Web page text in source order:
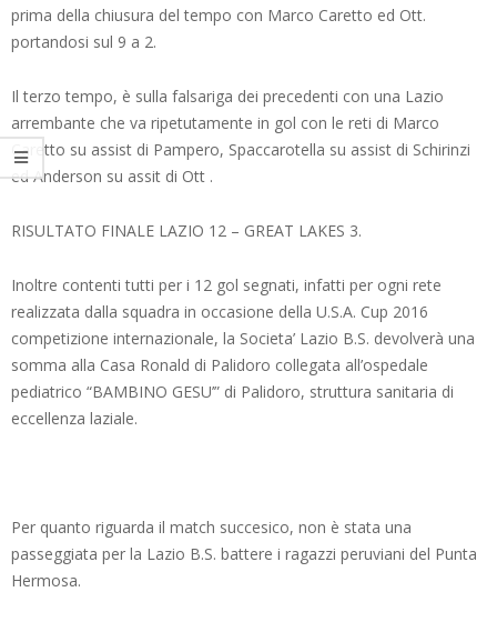
prima della chiusura del tempo con Marco Caretto ed Ott.
portandosi sul 9 a 2.
Il terzo tempo, è sulla falsariga dei precedenti con una Lazio
arrembante che va ripetutamente in gol con le reti di Marco
Caretto su assist di Pampero, Spaccarotella su assist di Schirinzi
ed Anderson su assit di Ott .
RISULTATO FINALE LAZIO 12 – GREAT LAKES 3.
Inoltre contenti tutti per i 12 gol segnati, infatti per ogni rete
realizzata dalla squadra in occasione della U.S.A. Cup 2016
competizione internazionale, la Societa’ Lazio B.S. devolverà una
somma alla Casa Ronald di Palidoro collegata all’ospedale
pediatrico “BAMBINO GESU’” di Palidoro, struttura sanitaria di
eccellenza laziale.
Per quanto riguarda il match succesico, non è stata una
passeggiata per la Lazio B.S. battere i ragazzi peruviani del Punta
Hermosa.